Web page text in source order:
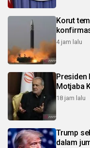
Korut
4 jam lalu
Presiden
Motjaba
18 jam lalu
Trump
dalam